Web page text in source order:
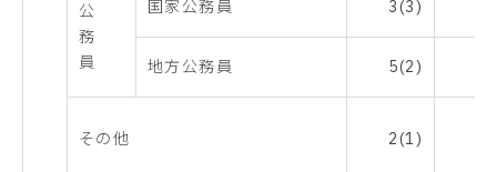
公
務
員
国家公務員 3(3)
地方公務員 5(2)
その他 2(1)